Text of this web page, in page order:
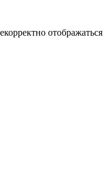
отображаться